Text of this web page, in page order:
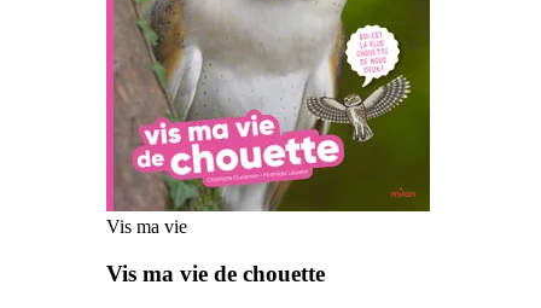
Vis ma vie
Vis ma vie de chouette